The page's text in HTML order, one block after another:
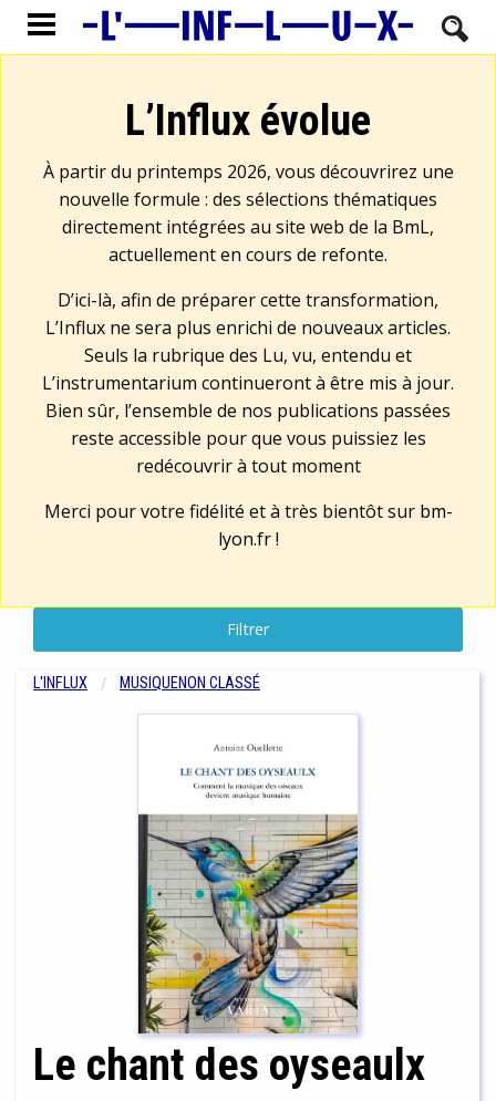
L’Influx évolue
À partir du printemps 2026, vous découvrirez une
nouvelle formule : des sélections thématiques
directement intégrées au site web de la BmL,
actuellement en cours de refonte.
D’ici-là, afin de préparer cette transformation,
L’Influx ne sera plus enrichi de nouveaux articles.
Seuls la rubrique des Lu, vu, entendu et
L’instrumentarium continueront à être mis à jour.
Bien sûr, l’ensemble de nos publications passées
reste accessible pour que vous puissiez les
redécouvrir à tout moment
Merci pour votre fidélité et à très bientôt sur bm-
lyon.fr!
Filtrer
L'INFLUX MUSIQUENON CLASSÉ
Le chant des oyseaulx